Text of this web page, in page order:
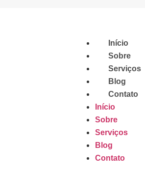
Início
Sobre
Serviços
Blog
Contato
Início
Sobre
Serviços
Blog
Contato